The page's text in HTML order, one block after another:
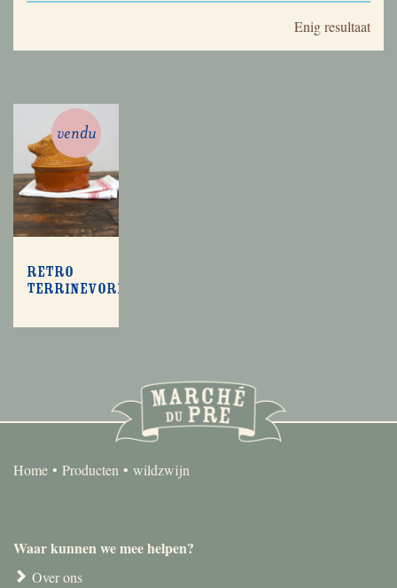
Enig resultaat
Retro
terrinevorm
vendu
Home Producten wildzwijn
Waar kunnen we mee helpen?
Over ons